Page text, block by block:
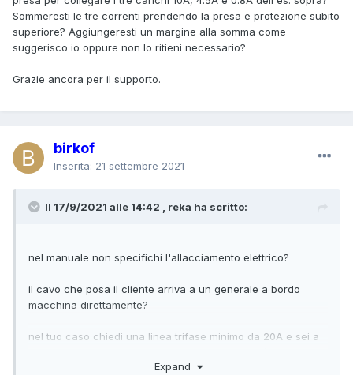
Sommeresti le tre correnti prendendo la presa e protezione subito
superiore? Aggiungeresti un margine alla somma come
suggerisco io oppure non lo ritieni necessario?
Grazie ancora per il supporto.
birkof
Inserita: 21 settembre 2021
Il 17/9/2021 alle 14:42 , reka ha scritto:
nel manuale non specifichi l'allacciamento elettrico?
il cavo che posa il cliente arriva a un generale a bordo
macchina direttamente?
nel tuo caso chiedi una linea trifase minimo da 20A e sei a
fare le cose serie) o, visto la potenza in gioco, può
Expand